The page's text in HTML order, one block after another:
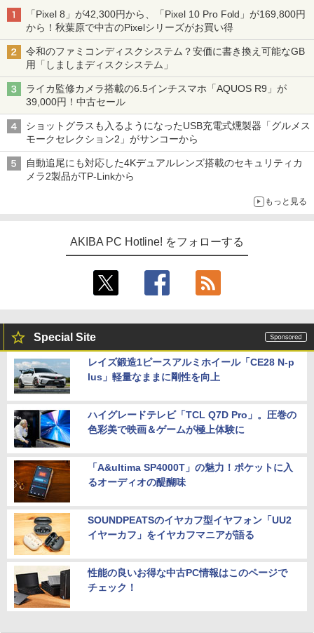
「Pixel 8」が42,300円から、「Pixel 10 Pro Fold」が169,800円
から！秋葉原で中古のPixelシリーズがお買い得
令和のファミコンディスクシステム？安価に書き換え可能なGB
用「しましまディスクシステム」
ライカ監修カメラ搭載の6.5インチスマホ「AQUOS R9」が
39,000円！中古セール
ショットグラスも入るようになったUSB充電式燻製器「グルメス
モークセレクション2」がサンコーから
自動追尾にも対応した4Kデュアルレンズ搭載のセキュリティカ
メラ2製品がTP-Linkから
もっと見る
AKIBA PC Hotline! をフォローする
Special Site
レイズ鍛造1ピースアルミホイール「CE28 N-p
lus」軽量なままに剛性を向上
ハイグレードテレビ「TCL Q7D Pro」。圧巻の
色彩美で映画＆ゲームが極上体験に
「A&ultima SP4000T」の魅力！ポケットに入
るオーディオの醍醐味
SOUNDPEATSのイヤカフ型イヤフォン「UU2
イヤーカフ」をイヤカフマニアが語る
性能の良いお得な中古PC情報はこのページで
チェック！